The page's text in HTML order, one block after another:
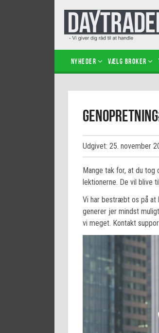
Nyheder Vælg broker
Udgivet: 25. november
Mange tak for, at du
lektionerne. De vil blive
Vi har bestræbt os på at
generer jer mindst
vi meget. Kontakt